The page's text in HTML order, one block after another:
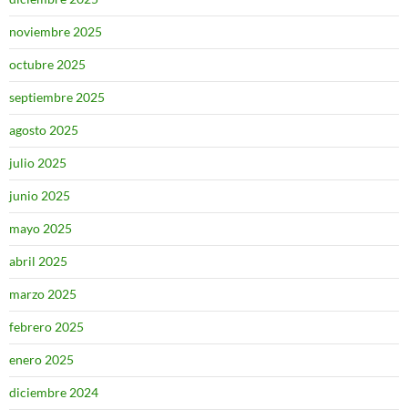
noviembre 2025
octubre 2025
septiembre 2025
agosto 2025
julio 2025
junio 2025
mayo 2025
abril 2025
marzo 2025
febrero 2025
enero 2025
diciembre 2024